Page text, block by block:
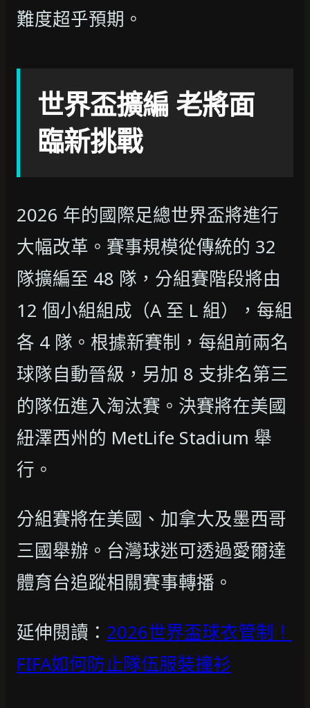
難度超乎預期。
世界盃擴編 老將面
臨新挑戰
2026 年的國際足總世界盃將進行
大幅改革。賽事規模從傳統的 32
隊擴編至 48 隊，分組賽階段將由
12 個小組組成（A 至 L 組），每組
各 4 隊。根據新賽制，每組前兩名
球隊自動晉級，另加 8 支排名第三
的隊伍進入淘汰賽。決賽將在美國
紐澤西州的 MetLife Stadium 舉
行。
分組賽將在美國、加拿大及墨西哥
三國舉辦。台灣球迷可透過愛爾達
體育台追蹤相關賽事轉播。
延伸閱讀： 2026世界盃球衣管制！
FIFA如何防止隊伍服裝撞衫